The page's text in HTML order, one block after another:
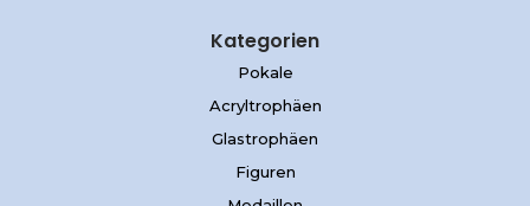
Kategorien
Pokale
Acryltrophäen
Glastrophäen
Figuren